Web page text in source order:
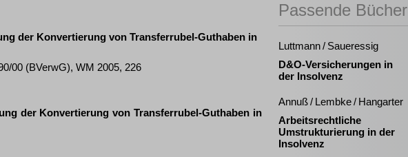
der Konvertierung von Transferrubel-Guthaben in
00 (BVerwG), WM 2005, 226
der Konvertierung von Transferrubel-Guthaben in
Passende Bücher
Luttmann / Saueressig
D&O-Versicherungen in
der Insolvenz
Annuß / Lembke / Hangarter
Arbeitsrechtliche
Umstrukturierung in der
Insolvenz